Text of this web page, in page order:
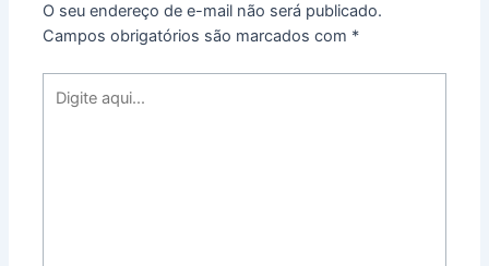
O seu endereço de e-mail não será publicado.
Campos obrigatórios são marcados com *
aqui...